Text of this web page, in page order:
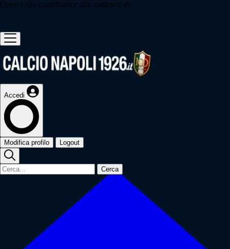
Questo sito contribuisce alla audience de
Accedi
Modifica profilo Logout
Cerca